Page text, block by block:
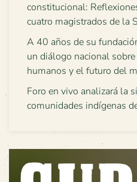
constitucional:
cuatro magistrados de la
A 40 años de su
un diálogo nacional
humanos y el futuro del
Foro en vivo analizará la
comunidades indígenas